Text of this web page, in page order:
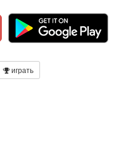
играть